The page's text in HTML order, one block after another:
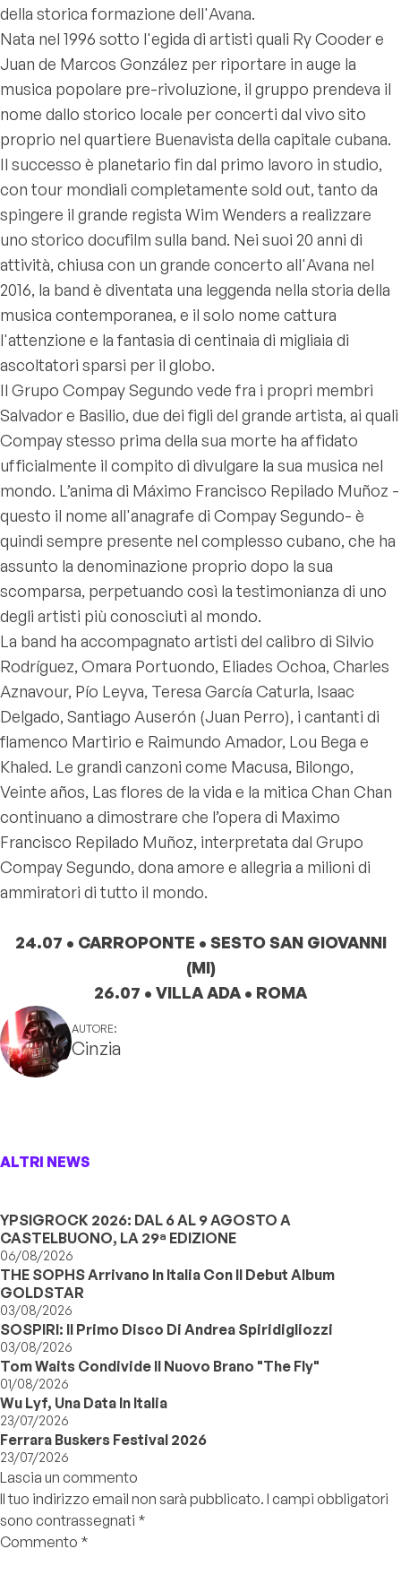
della storica formazione dell'Avana.
Nata nel 1996 sotto l'egida di artisti quali Ry Cooder e
Juan de Marcos González per riportare in auge la
musica popolare pre-rivoluzione, il gruppo prendeva il
nome dallo storico locale per concerti dal vivo sito
proprio nel quartiere Buenavista della capitale cubana.
Il successo è planetario fin dal primo lavoro in studio,
con tour mondiali completamente sold out, tanto da
spingere il grande regista Wim Wenders a realizzare
uno storico docufilm sulla band. Nei suoi 20 anni di
attività, chiusa con un grande concerto all'Avana nel
2016, la band è diventata una leggenda nella storia della
musica contemporanea, e il solo nome cattura
l'attenzione e la fantasia di centinaia di migliaia di
ascoltatori sparsi per il globo.
Il Grupo Compay Segundo vede fra i propri membri
Salvador e Basilio, due dei figli del grande artista, ai quali
Compay stesso prima della sua morte ha affidato
ufficialmente il compito di divulgare la sua musica nel
mondo. L’anima di Máximo Francisco Repilado Muñoz -
questo il nome all'anagrafe di Compay Segundo- è
quindi sempre presente nel complesso cubano, che ha
assunto la denominazione proprio dopo la sua
scomparsa, perpetuando così la testimonianza di uno
degli artisti più conosciuti al mondo.
La band ha accompagnato artisti del calibro di Silvio
Rodríguez, Omara Portuondo, Eliades Ochoa, Charles
Aznavour, Pío Leyva, Teresa García Caturla, Isaac
Delgado, Santiago Auserón (Juan Perro), i cantanti di
flamenco Martirio e Raimundo Amador, Lou Bega e
Khaled. Le grandi canzoni come Macusa, Bilongo,
Veinte años, Las flores de la vida e la mitica Chan Chan
continuano a dimostrare che l’opera di Maximo
Francisco Repilado Muñoz, interpretata dal Grupo
Compay Segundo, dona amore e allegria a milioni di
ammiratori di tutto il mondo.
24.07 • CARROPONTE • SESTO SAN GIOVANNI
(MI)
26.07 • VILLA ADA • ROMA
AUTORE:
Cinzia
ALTRI NEWS
YPSIGROCK 2026: DAL 6 AL 9 AGOSTO A
CASTELBUONO, LA 29ª EDIZIONE
06/08/2026
THE SOPHS Arrivano In Italia Con Il Debut Album
GOLDSTAR
03/08/2026
SOSPIRI: Il Primo Disco Di Andrea Spiridigliozzi
03/08/2026
Tom Waits Condivide Il Nuovo Brano "The Fly"
01/08/2026
Wu Lyf, Una Data In Italia
23/07/2026
Ferrara Buskers Festival 2026
23/07/2026
Lascia un commento
Il tuo indirizzo email non sarà pubblicato. I campi obbligatori
sono contrassegnati *
Commento *